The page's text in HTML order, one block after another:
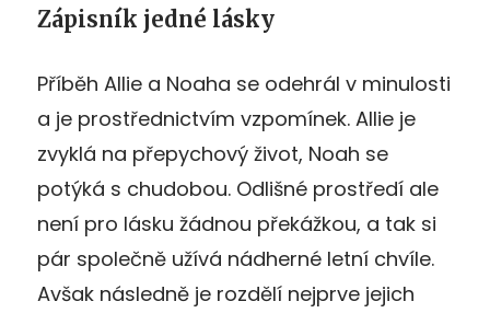
Zápisník jedné lásky
Příběh Allie a Noaha se odehrál v minulosti
a je prostřednictvím vzpomínek. Allie je
zvyklá na přepychový život, Noah se
potýká s chudobou. Odlišné prostředí ale
není pro lásku žádnou překážkou, a tak si
pár společně užívá nádherné letní chvíle.
Avšak následně je rozdělí nejprve jejich